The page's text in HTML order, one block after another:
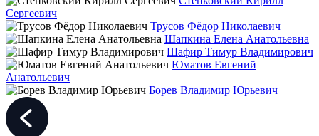
Сергеевич
Трусов Фёдор Николаевич
Шапкина Елена Анатольевна
Шафир Тимур Владимирович
Юматов Евгений
Анатольевич
Борев Владимир Юрьевич